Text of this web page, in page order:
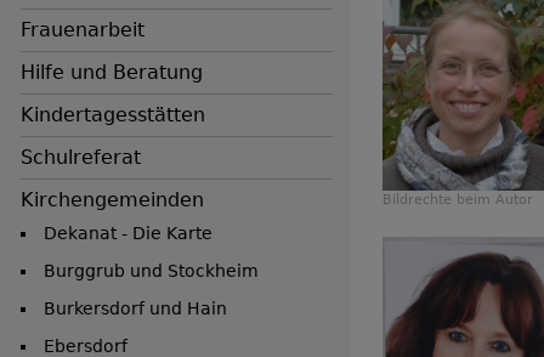
Frauenarbeit
Hilfe und Beratung
Kindertagesstätten
Schulreferat
Kirchengemeinden
Dekanat - Die Karte
Burggrub und Stockheim
Burkersdorf und Hain
Ebersdorf
Bildrechte beim Autor